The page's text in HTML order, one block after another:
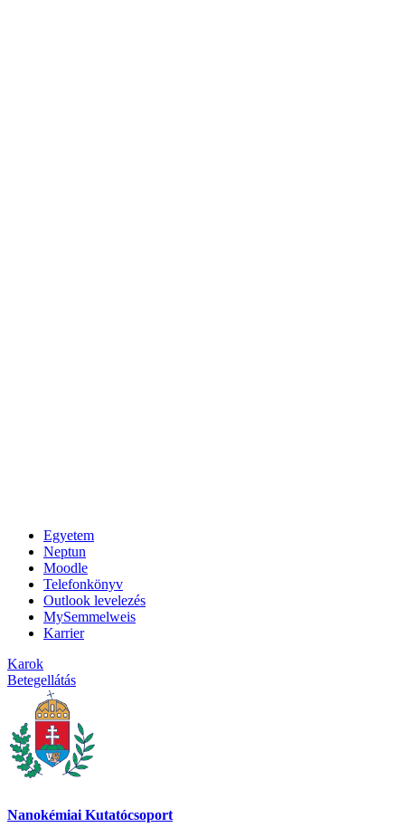
Egyetem
Neptun
Moodle
Telefonkönyv
Outlook levelezés
MySemmelweis
Karrier
Karok
Betegellátás
Nanokémiai Kutatócsoport